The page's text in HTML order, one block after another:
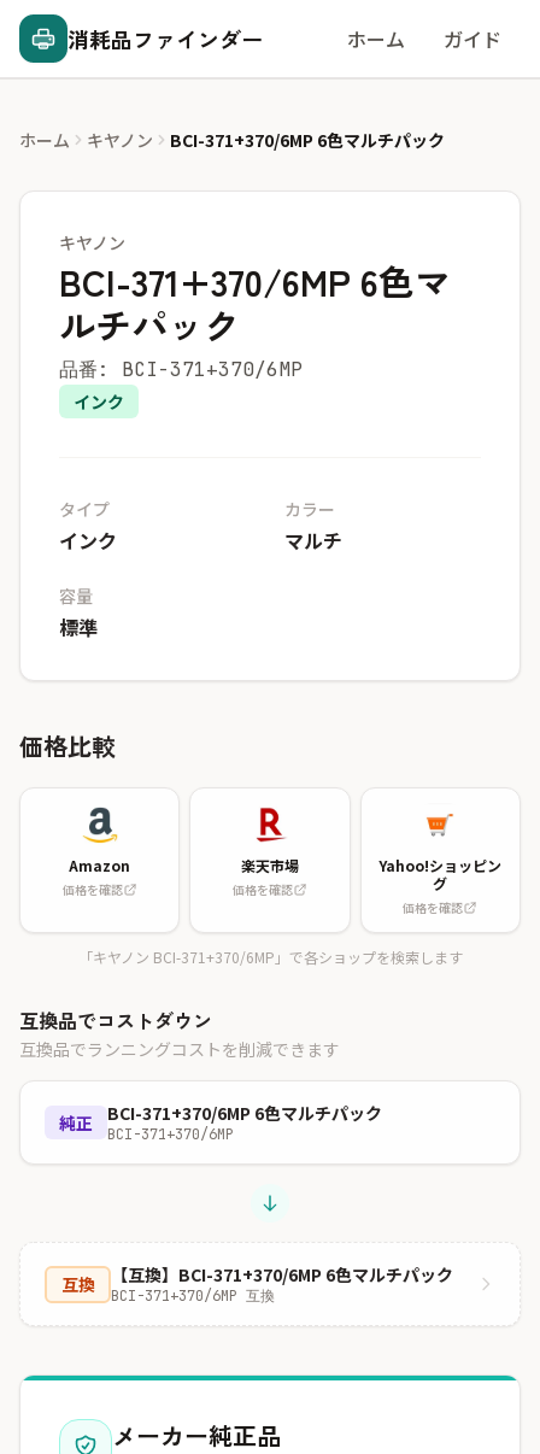
消耗品ファインダー ホーム ガイド
ホーム キヤノン BCI-371+370/6MP 6色マルチパック
キヤノン
BCI-371+370/6MP 6色マ
ルチパック
品番: BCI-371+370/6MP
インク
タイプ
インク
カラー
マルチ
容量
標準
価格比較
Amazon
価格を確認
楽天市場
価格を確認
Yahoo!ショッピン
グ
価格を確認
「キヤノン BCI-371+370/6MP」で各ショップを検索します
互換品でコストダウン
互換品でランニングコストを削減できます
純正 BCI-371+370/6MP 6色マルチパック
BCI-371+370/6MP
互換 【互換】BCI-371+370/6MP 6色マルチパック
BCI-371+370/6MP 互換
メーカー純正品